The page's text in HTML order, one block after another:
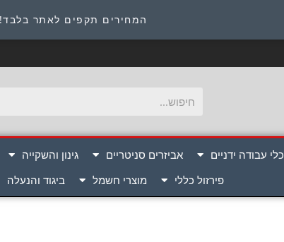
המחירים תקפים לאתר
כתובת : היוזמים 9 אור יהודה שירות לקוחות 054-8945722
כלי עבודה ידניים אביזרים סניטריים גינון והשקייה
פירזול כללי
מוצרי חשמל ביגוד והנעלה